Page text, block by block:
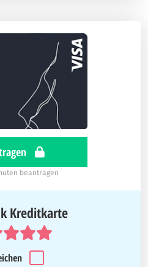
beantragen
Kreditkarte